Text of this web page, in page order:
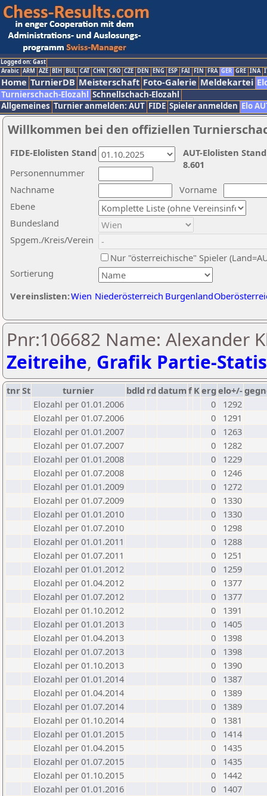
Logged on: Gast
Arabic ARM AZE BIH BUL CAT CHN CRO CZE DEN ENG ESP FAI FIN FRA GER GRE INA
Home TurnierDB Meisterschaft Foto-Galerie Meldekartei
Turnierschach-Elozahl Schnellschach-Elozahl
Allgemeines Turnier anmelden: AUT FIDE Spieler anmelden Elo
Willkommen bei den offiziellen
Nachname
Vorname
Ebene
Sortierung
Personennummer
Bundesland
Spgem./Kreis/Verein
Nur "österreichische" Spieler
Vereinslisten:Wien Niederösterreich Burgenland
AUT-Elolisten
8.601
FIDE-Elolisten Stand
Pnr:106682 Name: Alexander
Zeitreihe, Grafik Partie-
tnrSt turnier bdld rd datumf Kerg elo+/-
Elozahl per 01.01.2006
0
1292
Elozahl per 01.07.2006
0
1291
Elozahl per 01.01.2007
0
1263
Elozahl per 01.07.2007
0
1282
Elozahl per 01.01.2008
0
1229
Elozahl per 01.07.2008
0
1246
Elozahl per 01.01.2009
0
1272
Elozahl per 01.07.2009
0
1330
Elozahl per 01.01.2010
0
1330
Elozahl per 01.07.2010
0
1298
Elozahl per 01.01.2011
0
1288
Elozahl per 01.07.2011
0
1251
Elozahl per 01.01.2012
0
1259
Elozahl per 01.04.2012
0
1377
Elozahl per 01.07.2012
0
1377
Elozahl per 01.10.2012
0
1391
Elozahl per 01.01.2013
0
1405
Elozahl per 01.04.2013
0
1398
Elozahl per 01.07.2013
0
1398
Elozahl per 01.10.2013
0
1390
Elozahl per 01.01.2014
0
1387
Elozahl per 01.04.2014
0
1389
Elozahl per 01.07.2014
0
1389
Elozahl per 01.10.2014
0
1381
Elozahl per 01.01.2015
0
1414
Elozahl per 01.04.2015
0
1435
Elozahl per 01.07.2015
0
1435
Elozahl per 01.10.2015
0
1442
Elozahl per 01.01.2016
0
1407